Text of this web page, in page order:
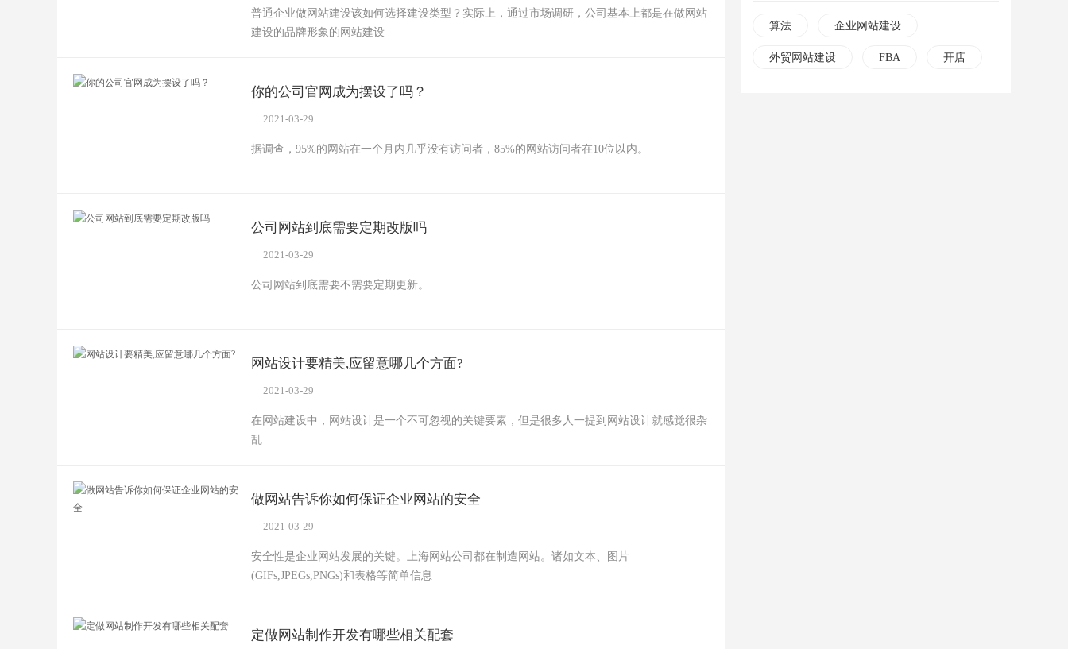
普通企业做网站建设该如何选择建设类型？实际上，通过市场调研，公司基本上都是在做网站
建设的品牌形象的网站建设
你的公司官网成为摆设了吗？
2021-03-29
据调查，95%的网站在一个月内几乎没有访问者，85%的网站访问者在10位以内。
公司网站到底需要定期改版吗
2021-03-29
公司网站到底需要不需要定期更新。
网站设计要精美,应留意哪几个方面?
2021-03-29
在网站建设中，网站设计是一个不可忽视的关键要素，但是很多人一提到网站设计就感觉很杂
乱
做网站告诉你如何保证企业网站的安全
2021-03-29
安全性是企业网站发展的关键。上海网站公司都在制造网站。诸如文本、图片
(GIFs,JPEGs,PNGs)和表格等简单信息
定做网站制作开发有哪些相关配套
算法 企业网站建设
外贸网站建设 FBA 开店